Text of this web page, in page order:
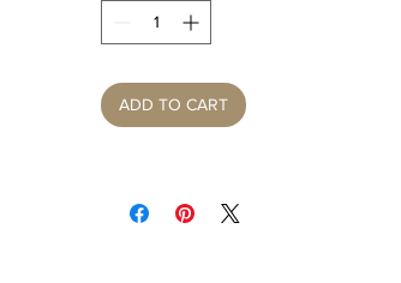
ADD TO CART